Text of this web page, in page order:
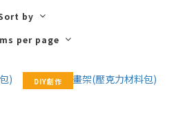
by
per page
DIY創作